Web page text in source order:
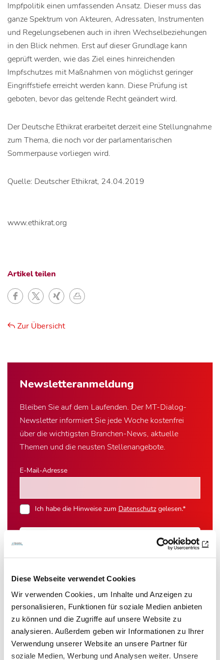
Diese Webseite verwendet Cookies
Wir verwenden Cookies, um Inhalte und Anzeigen zu
personalisieren, Funktionen für soziale Medien anbieten
zu können und die Zugriffe auf unsere Website zu
analysieren. Außerdem geben wir Informationen zu Ihrer
Verwendung unserer Website an unsere Partner für
soziale Medien, Werbung und Analysen weiter. Unsere
Newsletter­anmeldung
Bleiben Sie auf dem Laufenden. Der MT-Dialog-
Newsletter informiert Sie jede Woche kostenfrei
über die wichtigsten Branchen-News, aktuelle
Themen und die neusten Stellenangebote.
E-Mail-Adresse
Ich habe die Hinweise zum Datenschutzgelesen.*
* Pflichtfeld
Impfpolitik einen umfassenden Ansatz. Dieser muss das
ganze Spektrum von Akteuren, Adressaten, Instrumenten
und Regelungsebenen auch in ihren Wechselbeziehungen
in den Blick nehmen. Erst auf dieser Grundlage kann
geprüft werden, wie das Ziel eines hinreichenden
Impfschutzes mit Maßnahmen von möglichst geringer
Eingriffstiefe erreicht werden kann. Diese Prüfung ist
geboten, bevor das geltende Recht geändert wird.
Der Deutsche Ethikrat erarbeitet derzeit eine Stellungnahme
zum Thema, die noch vor der parlamentarischen
Sommerpause vorliegen wird.
Quelle: Deutscher Ethikrat, 24.04.2019
www.ethikrat.org
Artikel teilen
Zur Übersicht
Das könnte Sie auch interessieren: